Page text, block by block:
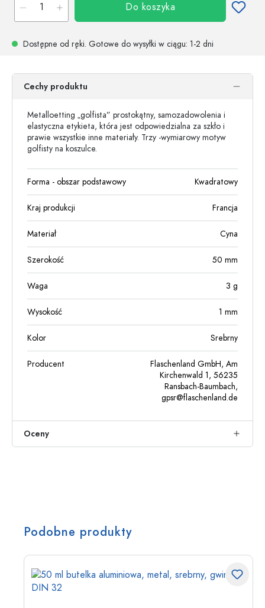
Do koszyka
Dostępne od ręki. Gotowe do wysyłki w ciągu: 1-2 dni
Cechy produktu
Metalloetting „golfista” prostokątny, samozadowolenia i
elastyczna etykieta, która jest odpowiedzialna za szkło i
prawie wszystkie inne materiały. Trzy -wymiarowy motyw
golfisty na koszulce.
Forma - obszar podstawowy Kwadratowy
Kraj produkcji Francja
Materiał Cyna
Szerokość 50 mm
Waga 3 g
Wysokość 1 mm
Kolor Srebrny
Producent
Flaschenland GmbH, Am
Kirchenwald 1, 56235
Ransbach-Baumbach,
gpsr@flaschenland.de
Oceny
Podobne produkty